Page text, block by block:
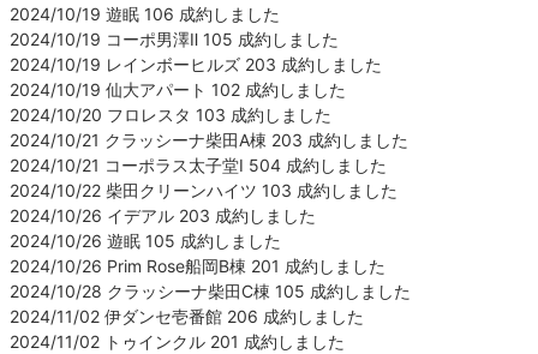
2024/10/19 遊眠 106 成約しました
2024/10/19 コーポ男澤Ⅱ 105 成約しました
2024/10/19 レインボーヒルズ 203 成約しました
2024/10/19 仙大アパート 102 成約しました
2024/10/20 フロレスタ 103 成約しました
2024/10/21 クラッシーナ柴田A棟 203 成約しました
2024/10/21 コーポラス太子堂Ⅰ 504 成約しました
2024/10/22 柴田クリーンハイツ 103 成約しました
2024/10/26 イデアル 203 成約しました
2024/10/26 遊眠 105 成約しました
2024/10/26 Prim Rose船岡B棟 201 成約しました
2024/10/28 クラッシーナ柴田C棟 105 成約しました
2024/11/02 伊ダンセ壱番館 206 成約しました
2024/11/02 トゥインクル 201 成約しました